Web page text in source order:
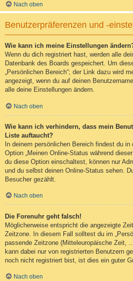
Nach oben
Benutzerpräferenzen und -
Wie kann ich meine Einstellungen
Wenn du dich registriert hast, werden alle
Datenbank des Boards gespeichert. Um
„Persönlichen Bereich“; der Link dazu wird
angezeigt, wenn du auf deinen
alle deine Einstellungen ändern.
Nach oben
Wie kann ich verhindern, dass mein
Liste auftaucht?
In deinem persönlichen Bereich findest du in
Option „Meinen Online-Status während
du diese Option einschaltest, können nur
und du selbst deinen Online-Status sehen.
Besucher gezählt.
Nach oben
Die Forenuhr geht falsch!
Möglicherweise entspricht die angezeigte
Zeitzone. In diesem Fall solltest du im
passende Zeitzone (Mitteleuropäische Zeit,
kann dabei nur von registrierten Benutzern
noch nicht registriert bist, ist dies ein guter
Nach oben